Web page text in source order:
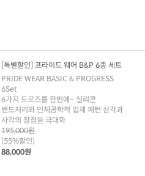
[특별할인] 프라이드 웨어 B&P 6종 세트
PRIDE WEAR BASIC & PROGRESS
6Set
6가지 드로즈를 한번에~ 실리콘
밴드처리와 인체공학적 입체 패턴 삼각과
사각의 장점을 극대화
195,000원
(55%할인)
88,000원